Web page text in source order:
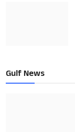
Gulf News